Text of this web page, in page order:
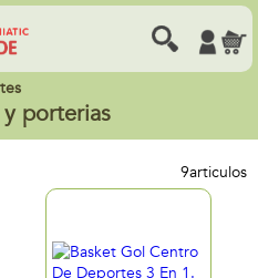
y porterias
9articulos